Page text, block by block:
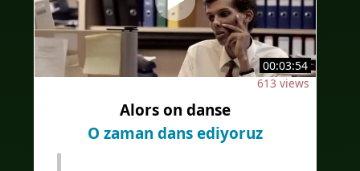
#altyazılarTürkçe
#Bilingue
#sous-titresbilingues
#Traduction
#IA
#İkidilli
#İkidillialtyazılar
#Çeviri
#YapayZeka
#eLearning
00:03:54
613 views
Alors on danse
O zaman dans ediyoruz